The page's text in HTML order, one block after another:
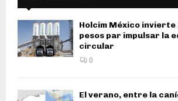
Holcim México invierte
pesos par impulsar la
circular
0
El verano, entre la